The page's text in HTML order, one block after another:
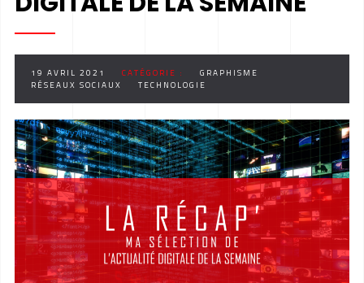
19 AVRIL 2021 CATÉGORIE :
GRAPHISME
RÉSEAUX SOCIAUX
TECHNOLOGIE